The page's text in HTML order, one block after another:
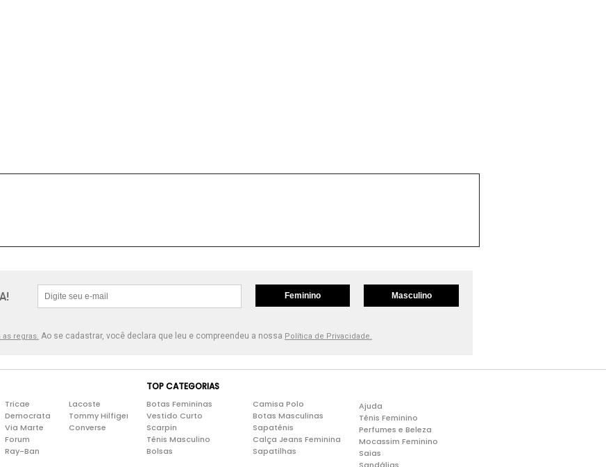
Feminino Masculino
as regras. Ao se cadastrar, você declara que leu e compreendeu a nossa Política de Privacidade.
Tricae
Democrata
Via Marte
Forum
Ray-Ban
Lacoste
Tommy Hilfiger
Converse
TOP CATEGORIAS
Botas Femininas
Vestido Curto
Scarpin
Tênis Masculino
Bolsas
Camisa Polo
Botas Masculinas
Sapatênis
Calça Jeans Feminina
Sapatilhas
Ajuda
Tênis Feminino
Perfumes e Beleza
Mocassim Feminino
Saias